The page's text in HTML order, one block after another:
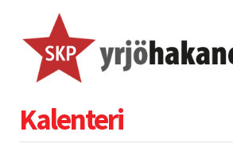
Kalenteri